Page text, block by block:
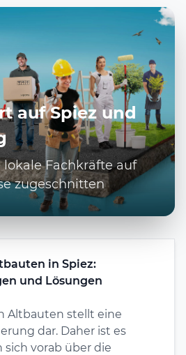
auf Spiez und
Fachkräfte auf
zugeschnitten
in Spiez:
und Lösungen
Altbauten stellt eine
dar. Daher ist es
sich vorab über die